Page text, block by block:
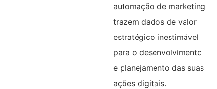
automação de marketing
trazem dados de valor
estratégico inestimável
para o desenvolvimento
e planejamento das suas
ações digitais.